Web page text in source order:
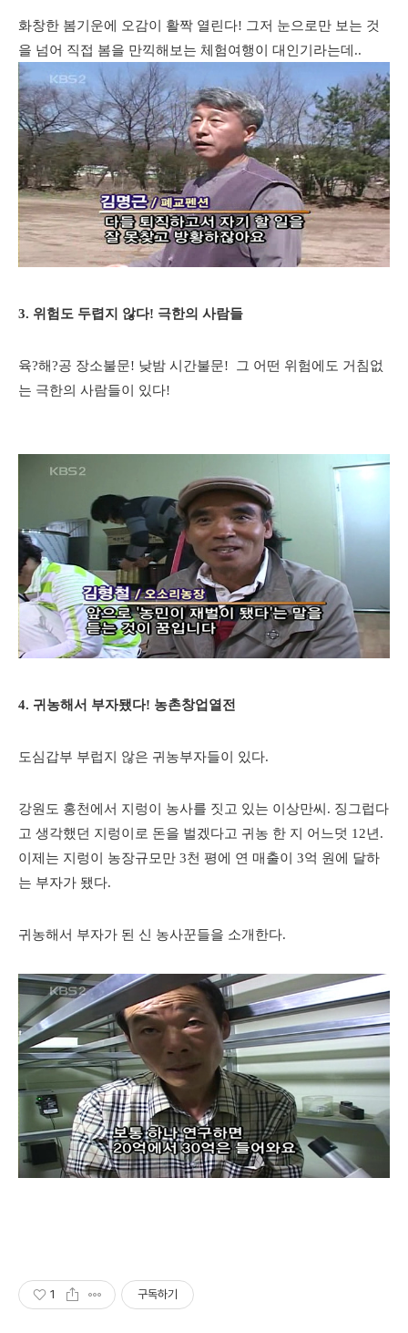
화창한 봄기운에 오감이 활짝 열린다! 그저 눈으로만 보는 것
을 넘어 직접 봄을 만끽해보는 체험여행이 대인기라는데..
3. 위험도 두렵지 않다! 극한의 사람들
육?해?공 장소불문! 낮밤 시간불문! 그 어떤 위험에도 거침없
는 극한의 사람들이 있다!
4. 귀농해서 부자됐다! 농촌창업열전
도심갑부 부럽지 않은 귀농부자들이 있다.
강원도 홍천에서 지렁이 농사를 짓고 있는 이상만씨. 징그럽다
고 생각했던 지렁이로 돈을 벌겠다고 귀농 한 지 어느덧 12년.
이제는 지렁이 농장규모만 3천 평에 연 매출이 3억 원에 달하
는 부자가 됐다.
귀농해서 부자가 된 신 농사꾼들을 소개한다.
1 구독하기